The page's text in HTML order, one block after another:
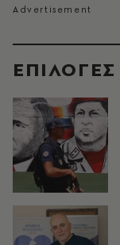
EΠΙΛΟΓΈΣ